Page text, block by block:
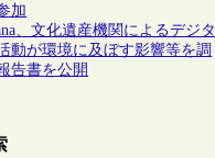
加
、文化遺産機関によるデジタ
動が環境に及ぼす影響等を調
告書を公開